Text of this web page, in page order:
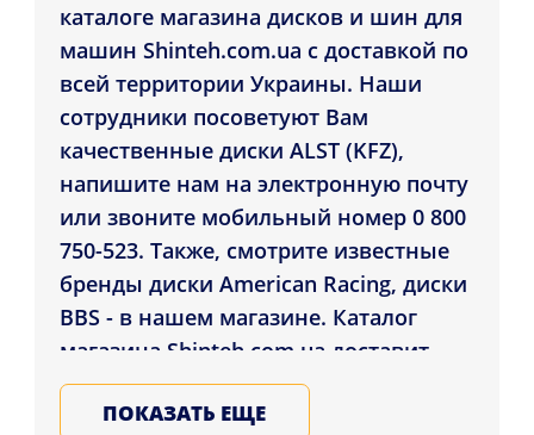
каталоге магазина дисков и шин для
машин Shinteh.com.ua с доставкой по
всей территории Украины. Наши
сотрудники посоветуют Вам
качественные диски ALST (KFZ),
напишите нам на электронную почту
или звоните мобильный номер 0 800
750-523. Также, смотрите известные
бренды диски American Racing, диски
BBS - в нашем магазине. Каталог
магазина Shinteh.com.ua доставит
Диски ALST (KFZ) 8350 5.5x15 4x114.3
ET50 DIA64.1 Black клиентам
ПОКАЗАТЬ ЕЩЕ